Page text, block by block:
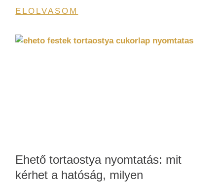
ELOLVASOM
Ehető tortaostya nyomtatás: mit
kérhet a hatóság, milyen